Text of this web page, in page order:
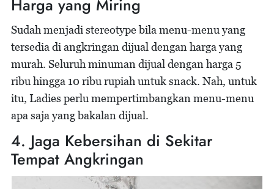
Harga yang Miring
Sudah menjadi stereotype bila menu-menu yang
tersedia di angkringan dijual dengan harga yang
murah. Seluruh minuman dijual dengan harga 5
ribu hingga 10 ribu rupiah untuk snack. Nah, untuk
itu, Ladies perlu mempertimbangkan menu-menu
apa saja yang bakalan dijual.
4. Jaga Kebersihan di Sekitar
Tempat Angkringan